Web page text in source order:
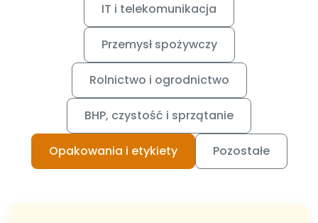
IT i telekomunikacja
Przemysł spożywczy
Rolnictwo i ogrodnictwo
BHP, czystość i sprzątanie
Opakowania i etykiety Pozostałe